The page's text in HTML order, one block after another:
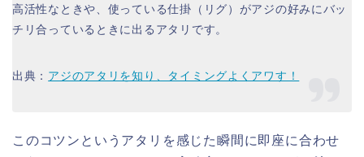
高活性なときや、使っている仕掛（リグ）がアジの好みにバッ
チリ合っているときに出るアタリです。
出典： アジのアタリを知り、タイミングよくアワす！
このコツンというアタリを感じた瞬間に即座に合わせ